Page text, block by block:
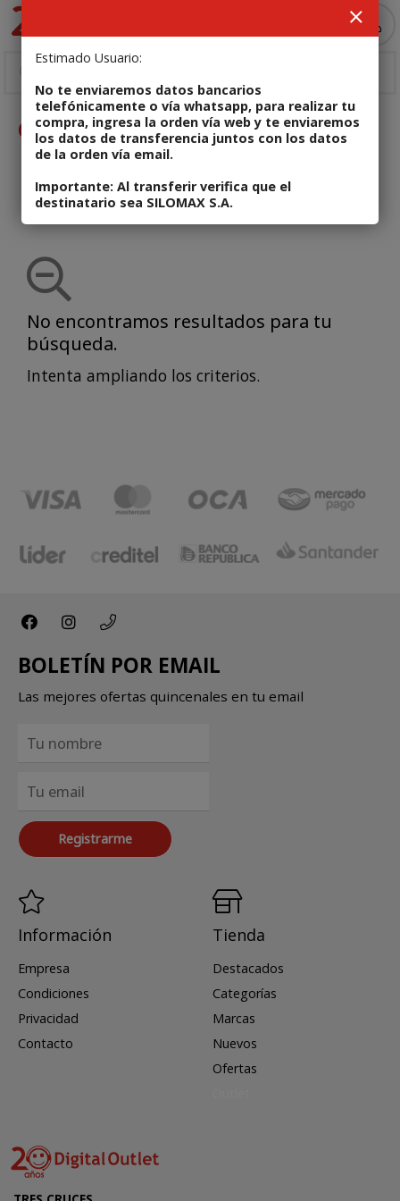
Estimado Usuario:
No te enviaremos datos bancarios
telefónicamente o vía whatsapp, para realizar tu
compra, ingresa la orden vía web y te enviaremos
los datos de transferencia juntos con los datos
de la orden vía email.
Importante: Al transferir verifica que el
destinatario sea SILOMAX S.A.
Outlet
0
No encontramos resultados para tu
búsqueda.
Intenta ampliando los criterios.
BOLETÍN POR EMAIL
Las mejores ofertas quincenales en tu email
Registrarme
Información
Empresa
Condiciones
Privacidad
Contacto
Tienda
Destacados
Categorías
Marcas
Nuevos
Ofertas